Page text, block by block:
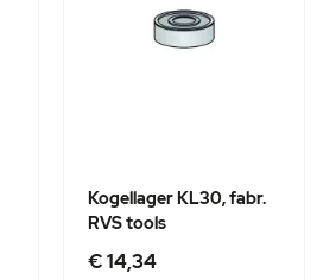
Kogellager KL30, fabr.
RVS tools
€ 14,34